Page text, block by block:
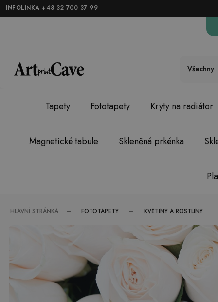
INFOLINKA +48 32 700 37 99
Všechny
Tapety Fototapety Kryty na radiátor
Magnetické tabule Skleněná prkénka
HLAVNÍ STRÁNKA FOTOTAPETY KVĚTINY A ROSTLINY